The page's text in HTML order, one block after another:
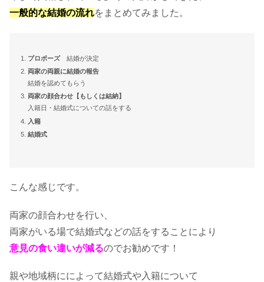
入籍日で税金対策！メリットがあるっ
てホント？
保険証はどうなる？結婚に必要な手続
婚姻届で入籍！別居のままだと住民票
一般的な結婚の流れをまとめてみました。
プロポーズ結婚が決定
両家の両親に結婚の報告
結婚を認めてもらう
両家の顔合わせ【もしくは結納】
入籍日・結婚式についての話をする
入籍
結婚式
こんな感じです。
両家の顔合わせを行い、
両家がいる場で結婚式などの話をすることにより
意見の食い違いが減るのでお勧めです！
親や地域柄にによって結婚式や入籍について